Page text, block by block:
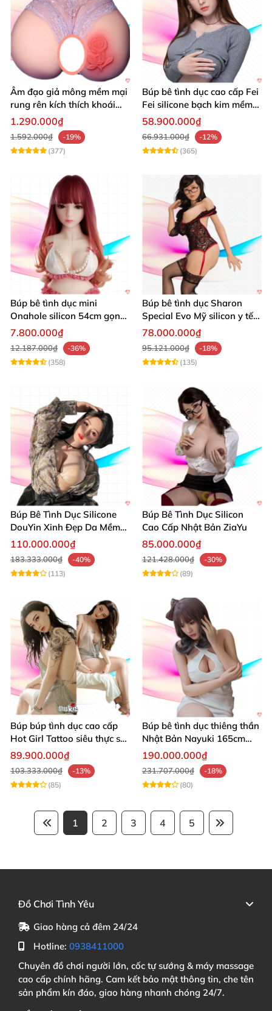
Âm đạo giả mông mềm mại
rung rên kích thích khoái
cảm
1.290.000₫
1.592.000₫
-19%
(377)
Búp bê tình dục cao cấp Fei
Fei silicone bạch kim mềm
mại
58.900.000₫
66.931.000₫
-12%
(365)
Búp bê tình dục mini
Onahole silicon 54cm gọn
nhẹ giá rẻ mềm mại
7.800.000₫
12.187.000₫
-36%
(358)
Búp bê tình dục Sharon
Special Evo Mỹ silicon y tế
cao cấp an toàn
78.000.000₫
95.121.000₫
-18%
(135)
Búp Bê Tình Dục Silicone
DouYin Xinh Đẹp Da Mềm
Silicone Cao Cấp
110.000.000₫
183.333.000₫
-40%
(113)
Búp Bê Tình Dục Silicon
Cao Cấp Nhật Bản ZiaYu
85.000.000₫
121.428.000₫
-30%
(89)
Búp búp tình dục cao cấp
Hot Girl Tattoo siêu thực sắc
nét nóng bỏng
89.900.000₫
103.333.000₫
-13%
(85)
Búp bê tình dục thiêng thần
Nhật Bản Nayuki 165cm
silicon y tế cao cấp
190.000.000₫
231.707.000₫
-18%
(80)
1 2 3 4 5
Đồ Chơi Tình Yêu
Giao hàng cả đêm 24/24
Hotline: 0938411000
Chuyên đồ chơi người lớn, cốc tự sướng & máy massage
cao cấp chính hãng. Cam kết bảo mật thông tin, che tên
sản phẩm kín đáo, giao hàng nhanh chóng 24/7.